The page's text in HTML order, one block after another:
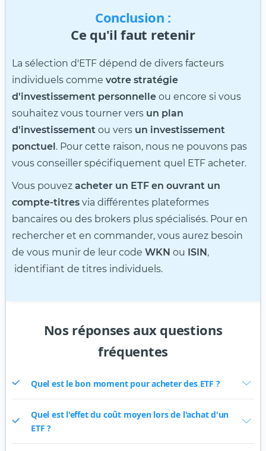
Conclusion :
Ce qu'il faut retenir
La sélection d'ETF dépend de divers facteurs
individuels comme votre stratégie
d'investissement personnelle ou encore si vous
souhaitez vous tourner vers un plan
d'investissement ou vers un investissement
ponctuel . Pour cette raison, nous ne pouvons pas
vous conseiller spécifiquement quel ETF acheter.
Vous pouvez acheter un ETF en ouvrant un
compte-titres via différentes plateformes
bancaires ou des brokers plus spécialisés. Pour en
rechercher et en commander, vous aurez besoin
de vous munir de leur code WKN ou ISIN ,
identifiant de titres individuels.
Nos réponses aux questions
fréquentes
Quel est le bon moment pour acheter des ETF ?
Quel est l'effet du coût moyen lors de l'achat d'un
ETF ?